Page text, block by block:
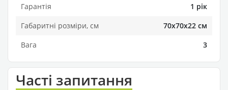
Гарантія
1 рік
Габаритні розміри, см
70х70х22 см
Вага
3
Часті запитання